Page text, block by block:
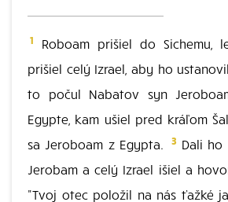
1
Roboam prišiel do Sichemu,
prišiel celý Izrael, aby ho
to počul Nabatov syn
Egypte, kam ušiel pred kráľom
sa Jeroboam z Egypta.
3Dali ho
Jerobam a celý Izrael išiel a
"Tvoj otec položil na nás ťažké